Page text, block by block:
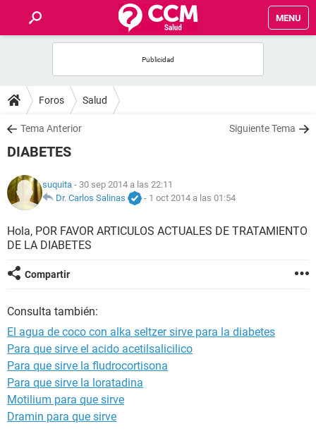
MENU
FOROS
SALUD
NUTRICIÓN
BIENESTAR
SEXUALIDAD
GLOSARIO
Foros Salud
Tema Anterior Siguiente Tema
DIABETES
suquita - 30 sep 2014 a las 22:11
Dr. Carlos Salinas
- 1 oct 2014 a las 01:54
Hola, POR FAVOR ARTICULOS ACTUALES DE TRATAMIENTO
DE LA DIABETES
Compartir
Consulta también:
El agua de coco con alka seltzer sirve para la diabetes
Para que sirve el acido acetilsalicilico
Para que sirve la fludrocortisona
Para que sirve la loratadina
Motilium para que sirve
Dramin para que sirve